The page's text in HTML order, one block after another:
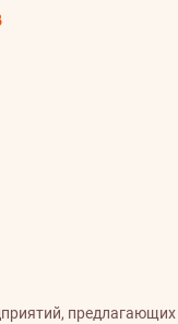
предлагающих